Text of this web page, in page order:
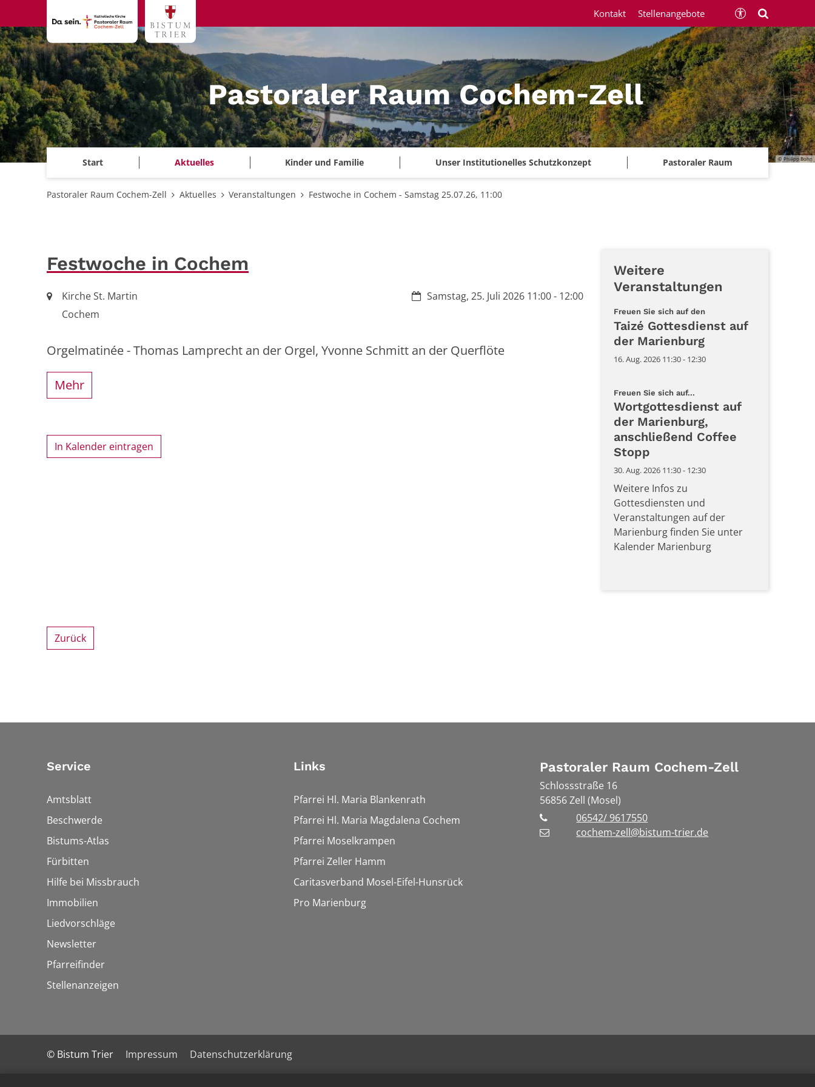
© Philipp Bohn
Pastoraler Raum Cochem‑Zell
Start Aktuelles Kinder und Familie Unser Institutionelles Schutzkonzept Pastoraler Raum
Kontakt Stellenangebote
Pastoraler Raum Cochem-Zell Aktuelles Veranstaltungen Festwoche in Cochem - Samstag 25.07.26, 11:00
Festwoche in Cochem
Datum:
Samstag, 25. Juli 2026 11:00 - 12:00
Ort:Kirche St. Martin
Cochem
Orgelmatinée - Thomas Lamprecht an der Orgel, Yvonne Schmitt an der Querflöte
Mehr
In Kalender eintragen
Weitere
Veranstaltungen
Freuen Sie sich auf den:
Taizé Gottesdienst auf
der Marienburg
16. Aug. 2026 11:30 - 12:30
Freuen Sie sich auf...
Wortgottesdienst auf
der Marienburg,
anschließend Coffee
Stopp
30. Aug. 2026 11:30 - 12:30
Weitere Infos zu
Gottesdiensten und
Veranstaltungen auf der
Marienburg finden Sie unter
Kalender Marienburg
Zurück
Service
Amtsblatt
Beschwerde
Bistums-Atlas
Fürbitten
Hilfe bei Missbrauch
Immobilien
Liedvorschläge
Newsletter
Pfarreifinder
Stellenanzeigen
Links
Pfarrei Hl. Maria Blankenrath
Pfarrei Hl. Maria Magdalena Cochem
Pfarrei Moselkrampen
Pfarrei Zeller Hamm
Caritasverband Mosel-Eifel-Hunsrück
Pro Marienburg
Pastoraler Raum Cochem-Zell
Schlossstraße 16
56856Zell (Mosel)
06542/ 9617550
cochem-zell@bistum-trier.de
© Bistum Trier Impressum Datenschutzerklärung